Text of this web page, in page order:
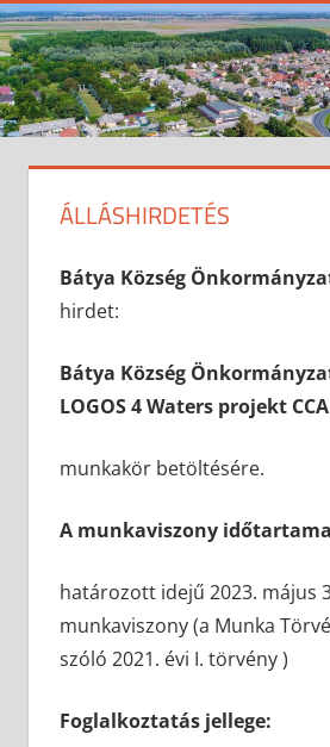
ÁLLÁSHIRDETÉS
Bátya Község
hirdet:
Bátya Község
LOGOS 4 Waters projekt
munkakör betöltésére.
A munkaviszony
határozott idejű 2023. május
munkaviszony (a Munka
szóló 2021. évi I. törvény )
Foglalkoztatás jellege: